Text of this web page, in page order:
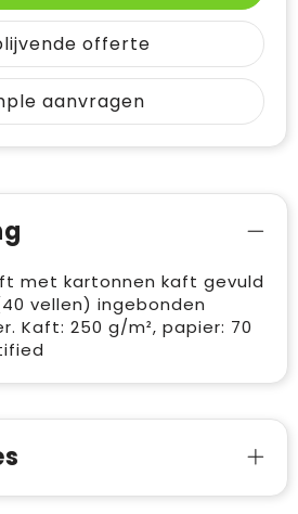
offerte
aanvragen
met kartonnen kaft gevuld
vellen) ingebonden
Kaft: 250 g/m², papier: 70